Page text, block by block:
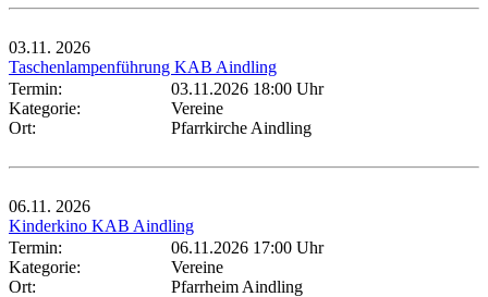
03.11. 2026
Taschenlampenführung KAB Aindling
Termin:
03.11.2026 18:00 Uhr
Kategorie:
Vereine
Ort:
Pfarrkirche Aindling
06.11. 2026
Kinderkino KAB Aindling
Termin:
06.11.2026 17:00 Uhr
Kategorie:
Vereine
Ort:
Pfarrheim Aindling